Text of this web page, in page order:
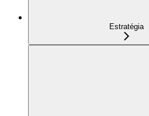
Estratégia